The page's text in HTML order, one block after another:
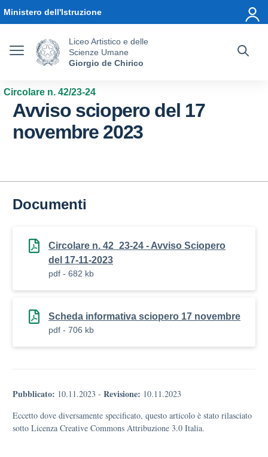
Ministero dell'Istruzione
Liceo Artistico e delle
Scienze Umane
Giorgio de Chirico
Circolare n. 42/23-24
Avviso sciopero del 17
novembre 2023
Documenti
Circolare n. 42_23-24 - Avviso Sciopero
del 17-11-2023
pdf - 682 kb
Scheda informativa sciopero 17 novembre
pdf - 706 kb
Pubblicato: 10.11.2023 - Revisione: 10.11.2023
Eccetto dove diversamente specificato, questo articolo è stato rilasciato
sotto Licenza Creative Commons Attribuzione 3.0 Italia.